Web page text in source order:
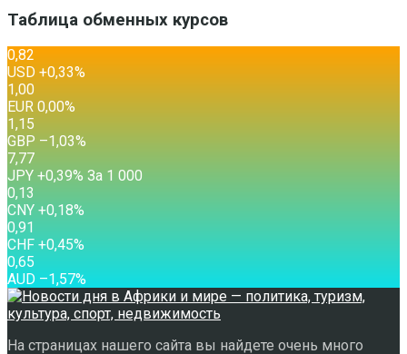
Таблица обменных курсов
0,82
USD +0,33%
1,00
EUR 0,00%
1,15
GBP –1,03%
7,77
JPY +0,39% За 1 000
0,13
CNY +0,18%
0,91
CHF +0,45%
0,65
AUD –1,57%
На страницах нашего сайта вы найдете очень много